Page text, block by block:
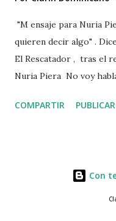
"M ensaje para Nuria
quieren decir algo" .
El Rescatador , tras el
Nuria Piera No voy
ayudar a las personas
Instagram A post
(@elrescatador528)
COMPARTIR
Con